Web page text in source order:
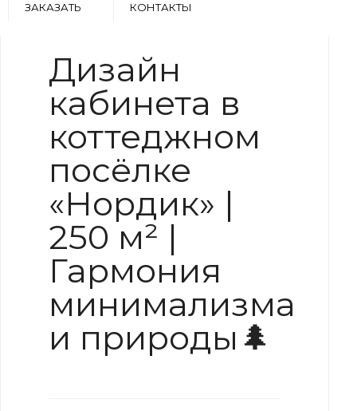
ЗАКАЗАТЬ КОНТАКТЫ
Дизайн
кабинета в
коттеджном
посёлке
«Нордик» |
250 м² |
Гармония
минимализма
и природы🌲